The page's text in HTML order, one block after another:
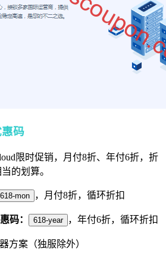
码
限时促销，月付8折、年付6折，折
的划算。
618-mon ，月付8折，循环折扣
码： 618-year ，年付6折，循环折扣
方案（独服除外）